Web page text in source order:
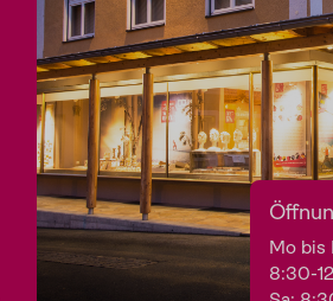
Mo bis
8:30-